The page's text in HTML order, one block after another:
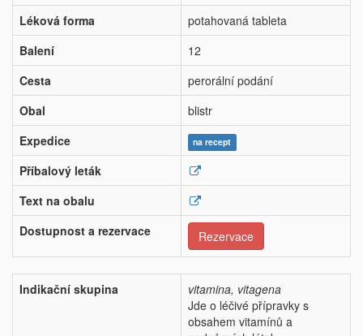
Léková forma
potahovaná tableta
Balení
12
Cesta
perorální podání
Obal
blistr
Expedice
na recept
Příbalový leták
Text na obalu
Dostupnost a rezervace
Rezervace
Indikační skupina
vitamina, vitagena
Jde o léčivé přípravky s
obsahem vitamínů a